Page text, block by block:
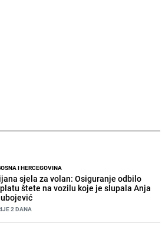
I HERCEGOVINA
sjela za volan: Osiguranje odbilo
štete na vozilu koje je slupala Anja
2 DANA